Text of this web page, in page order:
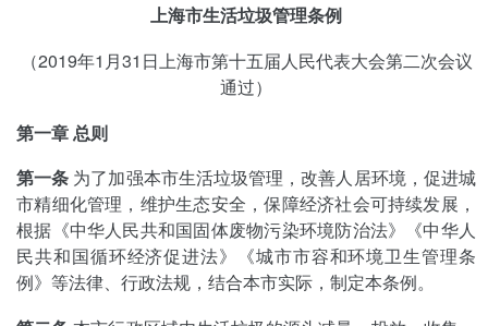
上海市生活垃圾管理条例
（2019年1月31日上海市第十五届人民代表大会第二次会议
通过）
第一章 总则
第一条 为了加强本市生活垃圾管理，改善人居环境，促进城
市精细化管理，维护生态安全，保障经济社会可持续发展，
根据《中华人民共和国固体废物污染环境防治法》《中华人
民共和国循环经济促进法》《城市市容和环境卫生管理条
例》等法律、行政法规，结合本市实际，制定本条例。